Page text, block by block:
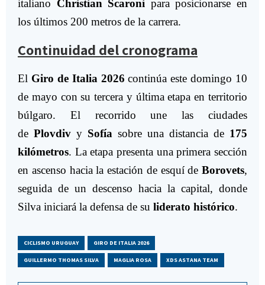
italiano Christian Scaroni para posicionarse en
los últimos 200 metros de la carrera.
Continuidad del cronograma
El Giro de Italia 2026 continúa este domingo 10
de mayo con su tercera y última etapa en territorio
búlgaro. El recorrido une las ciudades
de Plovdiv y Sofía sobre una distancia de 175
kilómetros. La etapa presenta una primera sección
en ascenso hacia la estación de esquí de Borovets,
seguida de un descenso hacia la capital, donde
Silva iniciará la defensa de su liderato histórico.
CICLISMO URUGUAY GIRO DE ITALIA 2026
GUILLERMO THOMAS SILVA MAGLIA ROSA XDS ASTANA TEAM